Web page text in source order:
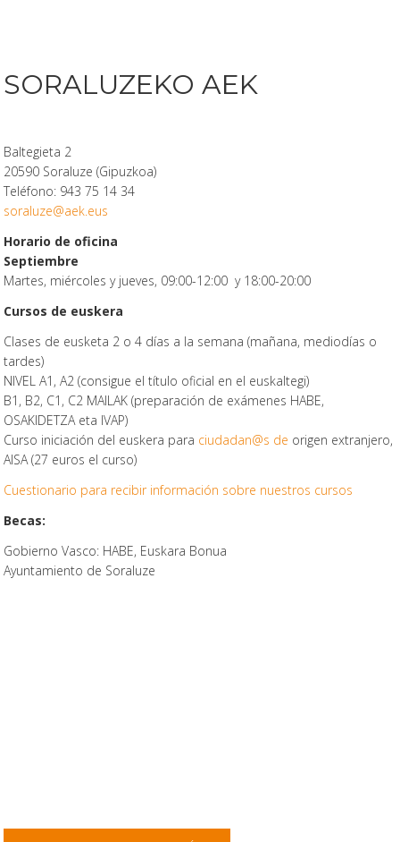
SORALUZEKO AEK
Baltegieta 2
20590 Soraluze (Gipuzkoa)
Teléfono: 943 75 14 34
soraluze@aek.eus
Horario de oficina
Septiembre
Martes, miércoles y jueves, 09:00-12:00 y 18:00-20:00
Cursos de euskera
Clases de eusketa 2 o 4 días a la semana (mañana, mediodías o
tardes)
NIVEL A1, A2 (consigue el título oficial en el euskaltegi)
B1, B2, C1, C2 MAILAK (preparación de exámenes HABE,
OSAKIDETZA eta IVAP)
Curso iniciación del euskera para ciudadan@s de origen extranjero,
AISA (27 euros el curso)
Cuestionario para recibir información sobre nuestros cursos
Becas:
Gobierno Vasco: HABE, Euskara Bonua
Ayuntamiento de Soraluze